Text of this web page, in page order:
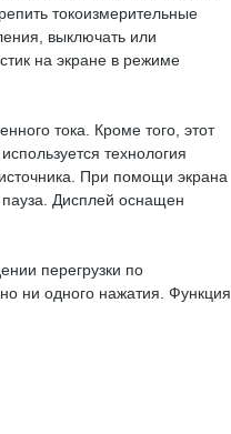
токоизмерительные
выключать или
на экране в режиме
тока. Кроме того, этот
технология
При помощи экрана
Дисплей оснащен
перегрузки по
ни одного нажатия. Функция